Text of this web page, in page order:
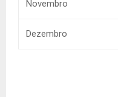
Novembro
Dezembro